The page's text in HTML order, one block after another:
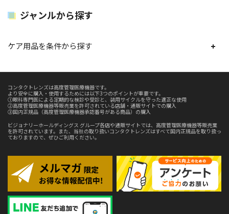
ジャンルから探す
ケア用品を条件から探す
コンタクトレンズは高度管理医療機器です。
より安全に購入・使用するためには以下3つのポイントが重要です。
①眼科専門医による定期的な検診や受診と、装用サイクルを守った適正な使用
②高度管理医療機器等販売業を許可されている店舗・通販サイトでの購入
③国内正規品（高度管理医療機器承認番号がある商品）の購入
ビジョナリーホールディングス グループ各店や通販サイトでは、高度管理医療機器等販売業
を許可されています。また、当社の取り扱いコンタクトレンズはすべて国内正規品を取り扱っ
ておりますので、ぜひご利用ください。